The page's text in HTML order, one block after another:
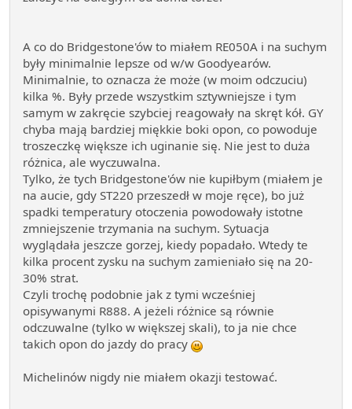
A co do Bridgestone'ów to miałem RE050A i na suchym
były minimalnie lepsze od w/w Goodyearów.
Minimalnie, to oznacza że może (w moim odczuciu)
kilka %. Były przede wszystkim sztywniejsze i tym
samym w zakręcie szybciej reagowały na skręt kół. GY
chyba mają bardziej miękkie boki opon, co powoduje
troszeczkę większe ich uginanie się. Nie jest to duża
różnica, ale wyczuwalna.
Tylko, że tych Bridgestone'ów nie kupiłbym (miałem je
na aucie, gdy ST220 przeszedł w moje ręce), bo już
spadki temperatury otoczenia powodowały istotne
zmniejszenie trzymania na suchym. Sytuacja
wyglądała jeszcze gorzej, kiedy popadało. Wtedy te
kilka procent zysku na suchym zamieniało się na 20-
30% strat.
Czyli trochę podobnie jak z tymi wcześniej
opisywanymi R888. A jeżeli różnice są równie
odczuwalne (tylko w większej skali), to ja nie chce
takich opon do jazdy do pracy
Michelinów nigdy nie miałem okazji testować.